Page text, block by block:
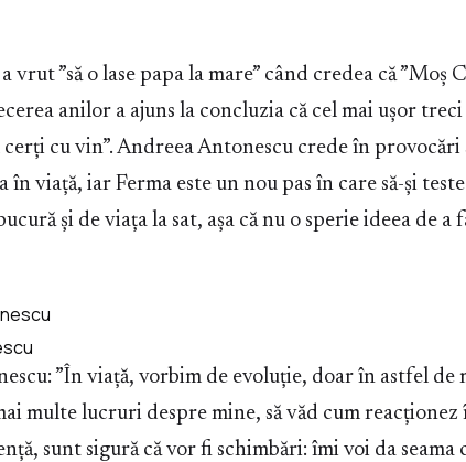
vrut ”să o lase papa la mare” când credea că ”Moș
anilor a ajuns la concluzia că cel mai ușor
cu vin”. Andreea Antonescu crede în provocări
în viață, iar Ferma este un nou pas în care să-și
și de viața la sat, așa că nu o sperie ideea de
”În viață, vorbim de evoluție, doar în astfel de
multe lucruri despre mine, să văd cum
sunt sigură că vor fi schimbări: îmi voi da seama